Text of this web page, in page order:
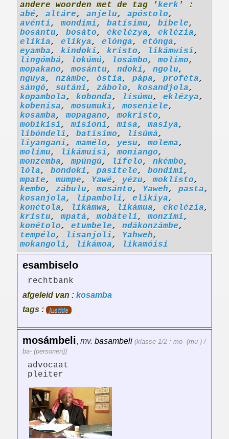
andere woorden met de tag 'kerk ' :
abé, altáre, anjelu, apóstolo,
avénti,mondimi, batísimu, bibele,
bosántu, bosáto, ékelézya, eklézia,
elikia, elikya, elónga, etónga,
eyamba, kindoki, kristo, likámwisi,
lingómbá, lokúmú, losámbo,molimo,
mopakano,mosántu, ndoki, ngolu,
nguya, nzámbe, óstia, pápa, proféta,
sángó, sutáni, zábolo, kosandjola,
kopambola, kobonda, lisúmu, eklézya,
kobenisa,mosumuki,moseniele,
kosamba,mopagano,mokristo,
mobíkisi,misioni,mísa,masiya,
libóndeli, batísimo, lisúmá,
liyangani,mamélo, yesu,molema,
molimu, likámuisi,moniango,
monzemba,mpúngú, lífelo, nkémbo,
lóla, bondoki, pasitele, bondimi,
mpate,mumpe, Yawé, yézu,moklísto,
kembo, zábulu,mosánto, Yaweh, pasta,
kosanjola, lipamboli, elikiya,
konétola, likámwa, likámua, ekelézia,
kristu,mpatá,mobáteli,monzimi,
konétolo, etumbele, ndákonzámbe,
tempélo, lisanjoli, Yahweh,
mokangoli, likámoa, likamóisi
esambiselo
rechtbank
afgeleid van : kosamba
tags :
justitie
mosámbeli, mv. basambeli (klasse 1/2 : mo- (mu-) /
ba- (personen))
advocaat
pleiter